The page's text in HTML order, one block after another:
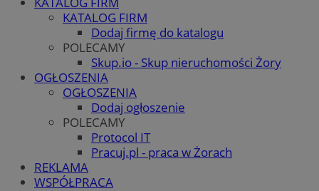
KATALOG FIRM
Dodaj firmę do katalogu
POLECAMY
Skup.io - Skup nieruchomości Żory
OGŁOSZENIA
OGŁOSZENIA
Dodaj ogłoszenie
POLECAMY
Protocol IT
Pracuj.pl - praca w Żorach
REKLAMA
WSPÓŁPRACA